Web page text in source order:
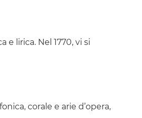
lirica. Nel 1770, vi si
corale e arie d’opera,